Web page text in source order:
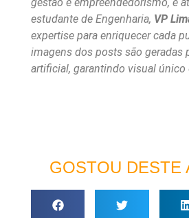
estudante de Engenharia, VP
expertise para enriquecer cada
imagens dos posts são geradas
artificial, garantindo visual único
GOSTOU DESTE